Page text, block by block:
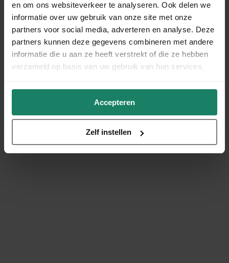
en om ons websiteverkeer te analyseren. Ook delen we
informatie over uw gebruik van onze site met onze
partners voor social media, adverteren en analyse. Deze
partners kunnen deze gegevens combineren met andere
informatie die u aan ze heeft verstrekt of die ze hebben
verzameld op basis van uw gebruik van hun services.
Accepteren
Zelf instellen